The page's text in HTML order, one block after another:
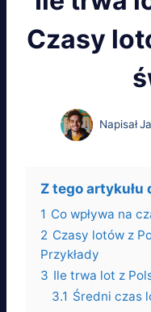
Czasy
Napisał
Z tego artykułu
1 Co wpływa na
2 Czasy lotów z
Przykłady
3 Ile trwa lot z
3.1 Średni czas